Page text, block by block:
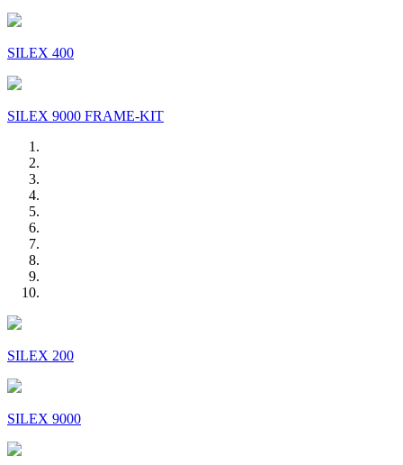
SILEX 400
SILEX 9000 FRAME-KIT
SILEX 200
SILEX 9000